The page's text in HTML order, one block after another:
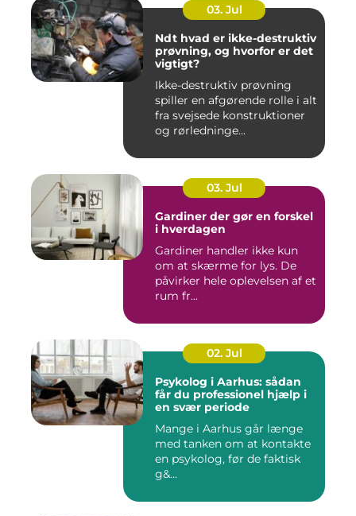
03. Jul
Ndt hvad er ikke-destruktiv
prøvning, og hvorfor er det
vigtigt?
Ikke-destruktiv prøvning
spiller en afgørende rolle i alt
fra svejsede konstruktioner
og rørledninge...
03. Jul
Gardiner der gør en forskel
i hverdagen
Gardiner handler ikke kun
om at skærme for lys. De
påvirker hele oplevelsen af et
rum fr...
02. Jul
Psykolog i Aarhus: sådan
får du professionel hjælp i
en svær periode
Mange i Aarhus går længe
med tanken om at kontakte
en psykolog, før de faktisk
g&...